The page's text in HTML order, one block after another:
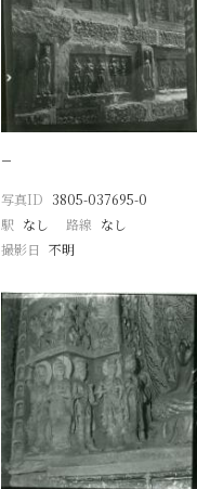
−
写真ID 3805-037695-0
駅 なし 路線 なし
撮影日 不明